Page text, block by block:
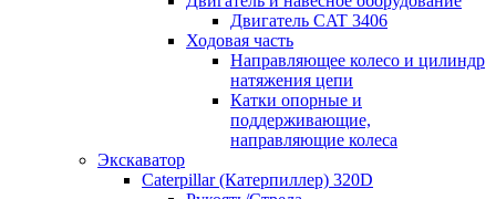
Двигатель CAT 3406
Ходовая часть
Направляющее колесо и цилиндр
натяжения цепи
Катки опорные и
поддерживающие,
направляющие колеса
Экскаватор
Caterpillar (Катерпиллер) 320D